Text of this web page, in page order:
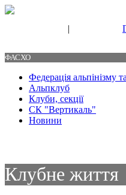
|
ФАСХО
Федерація альпінізму
Альпклуб
Клуби, секції
СК "Вертикаль"
Новини
Клубне життя